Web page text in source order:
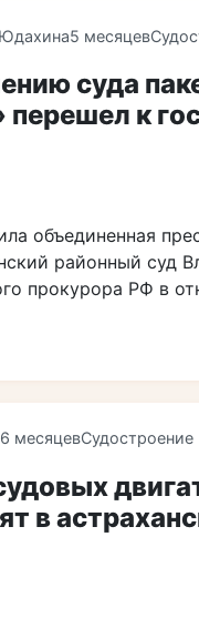
5 месяцев
суда
к
объединенная
районный суд
прокурора РФ в
6 месяцевСудостроение
в